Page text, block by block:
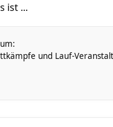
ist ...
und Lauf-